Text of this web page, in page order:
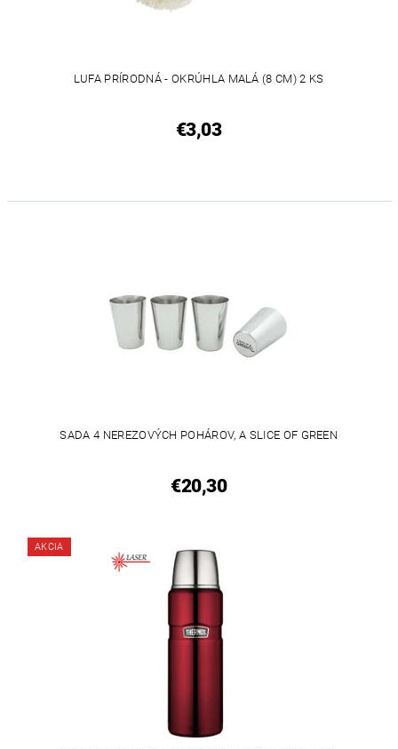
LUFA PRÍRODNÁ - OKRÚHLA MALÁ (8 CM) 2 KS
€3,03
SADA 4 NEREZOVÝCH POHÁROV, A SLICE OF GREEN
€20,30
AKCIA